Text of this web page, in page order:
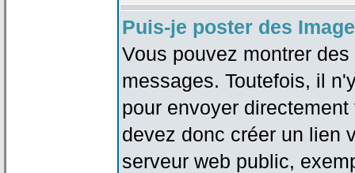
Puis-je poster des
Vous pouvez montrer
messages. Toutefois, il
pour envoyer
devez donc créer un lien
serveur web public,